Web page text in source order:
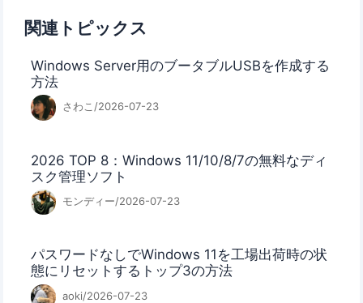
関連トピックス
Windows Server用のブータブルUSBを作成する
方法
さわこ/2026-07-23
2026 TOP 8：Windows 11/10/8/7の無料なディ
スク管理ソフト
モンディー/2026-07-23
パスワードなしでWindows 11を工場出荷時の状
態にリセットするトップ3の方法
aoki/2026-07-23